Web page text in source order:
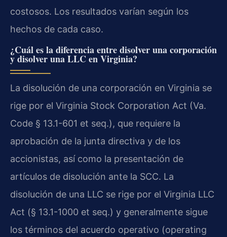
costosos. Los resultados varían según los
hechos de cada caso.
¿Cuál es la diferencia entre disolver una corporación
y disolver una LLC en Virginia?
La disolución de una corporación en Virginia se
rige por el Virginia Stock Corporation Act (Va.
Code § 13.1-601 et seq.), que requiere la
aprobación de la junta directiva y de los
accionistas, así como la presentación de
artículos de disolución ante la SCC. La
disolución de una LLC se rige por el Virginia LLC
Act (§ 13.1-1000 et seq.) y generalmente sigue
los términos del acuerdo operativo (operating